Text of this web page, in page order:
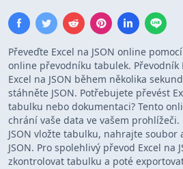
Převeďte Excel na JSON online
online převodníku tabulek. Převodník
Excel na JSON během několika
stáhněte JSON. Potřebujete převést
tabulku nebo dokumentaci? Tento
chrání vaše data ve vašem prohlížeči.
JSON vložte tabulku, nahrajte
JSON. Pro spolehlivý převod Excel na
zkontrolovat tabulku a poté